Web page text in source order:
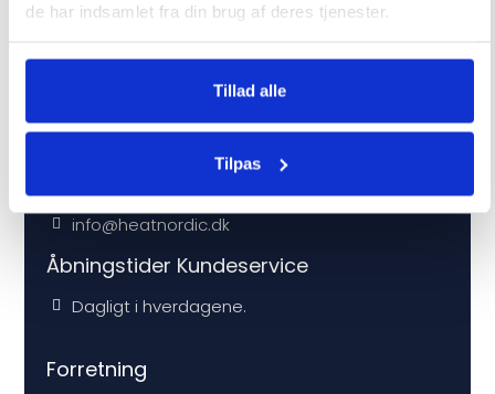
de har indsamlet fra din brug af deres tjenester.
Tillad alle
Tilpas
info@heatnordic.dk
Åbningstider Kundeservice
Dagligt i hverdagene.
Forretning